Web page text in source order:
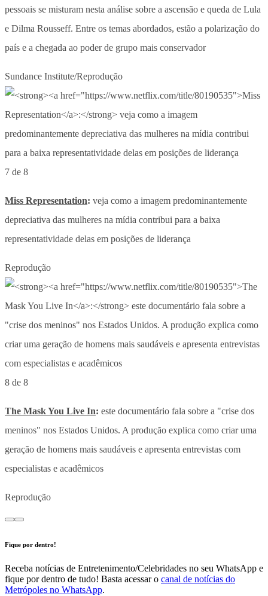
pessoais se misturam nesta análise sobre a ascensão e queda de Lula
e Dilma Rousseff. Entre os temas abordados, estão a polarização do
país e a chegada ao poder de grupo mais conservador
Sundance Institute/Reprodução
7 de 8
Miss Representation: veja como a imagem predominantemente
depreciativa das mulheres na mídia contribui para a baixa
representatividade delas em posições de liderança
Reprodução
8 de 8
The Mask You Live In: este documentário fala sobre a "crise dos
meninos" nos Estados Unidos. A produção explica como criar uma
geração de homens mais saudáveis e apresenta entrevistas com
especialistas e acadêmicos
Reprodução
Fique por dentro!
Receba notícias de Entretenimento/Celebridades no seu WhatsApp e
fique por dentro de tudo! Basta acessar o canal de notícias do
Metrópoles no WhatsApp.